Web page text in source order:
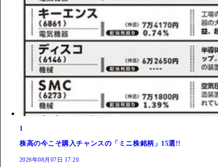
1
株高の今こそ購入チャンスの「ミニ株銘柄」15選!!
2026年08月07日 17:20